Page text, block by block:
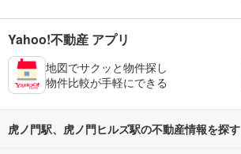
Yahoo!不動産 アプリ
地図でサクッと物件探し
物件比較が手軽にできる
虎ノ門駅、虎ノ門ヒルズ駅の不動産情報を探す